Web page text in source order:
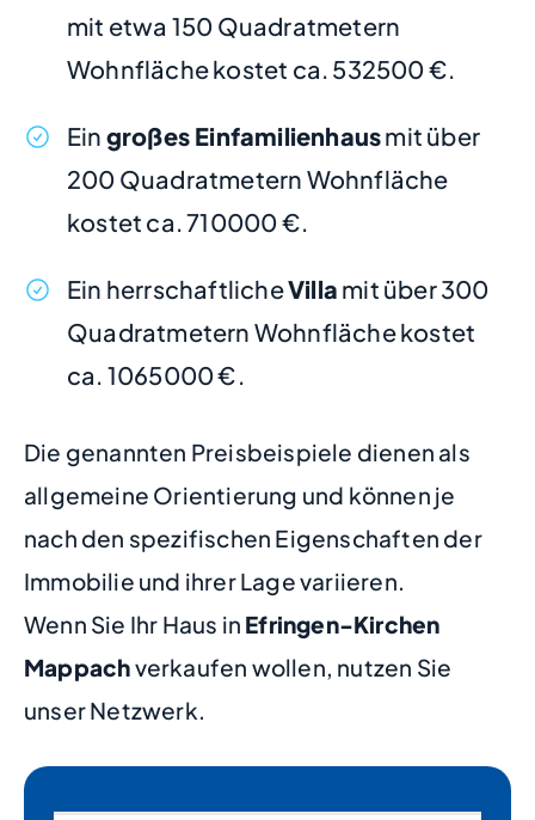
mit etwa 150 Quadratmetern
Wohnfläche kostet ca. 532500 €.
Ein großes Einfamilienhausmit über
200 Quadratmetern Wohnfläche
kostet ca. 710000 €.
Ein herrschaftlicheVilla mit über 300
Quadratmetern Wohnfläche kostet
ca. 1065000 €.
Die genannten Preisbeispiele dienen als
allgemeine Orientierung und können je
nach den spezifischen Eigenschaften der
Immobilie und ihrer Lage variieren.
Wenn Sie Ihr Haus in Efringen-Kirchen
Mappachverkaufen wollen, nutzen Sie
unser Netzwerk.